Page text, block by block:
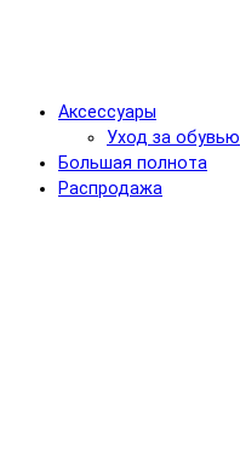
Аксессуары
Уход за обувью
Большая полнота
Распродажа